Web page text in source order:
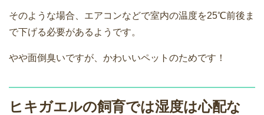
そのような場合、エアコンなどで室内の温度を25℃前後ま
で下げる必要があるようです。
やや面倒臭いですが、かわいいペットのためです！
ヒキガエルの飼育では湿度は心配な